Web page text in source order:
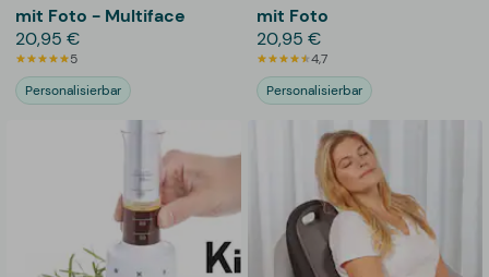
mit Foto - Multiface
20,95 €
5
Personalisierbar
mit Foto
20,95 €
4,7
Personalisierbar